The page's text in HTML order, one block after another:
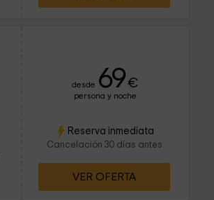
desde 69€
persona y noche
Reserva inmediata
Cancelación 30 días antes
VER OFERTA